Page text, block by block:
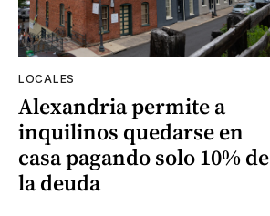
LOCALES
Alexandria permite a
inquilinos quedarse en
casa pagando solo 10% de
la deuda